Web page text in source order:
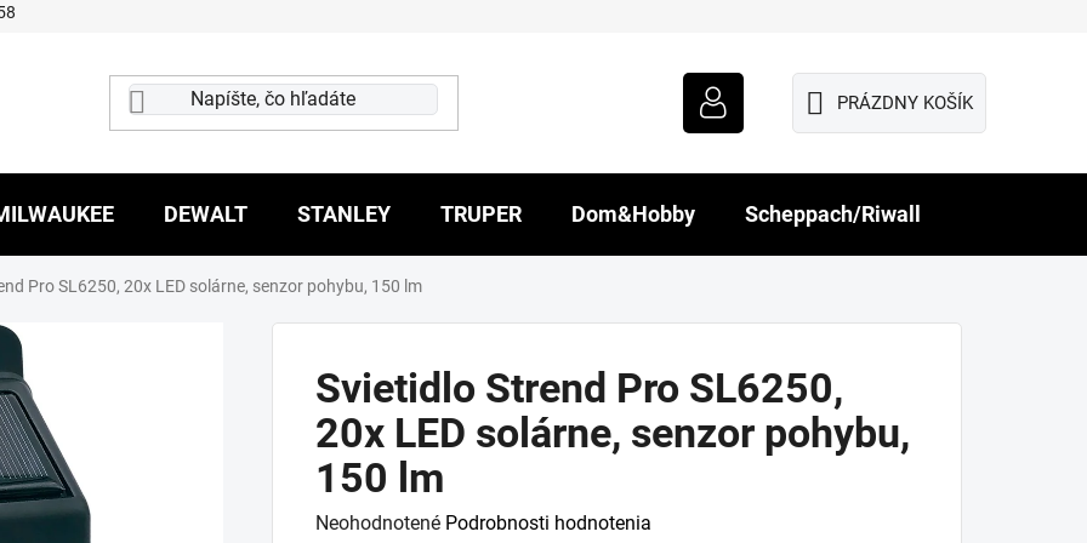
NÁKUPNÝ
PRÁZDNY KOŠÍK
DEWALT STANLEY TRUPER Dom&Hobby Scheppach/Riwall
Pro SL6250, 20x LED solárne, senzor pohybu, 150 lm
Svietidlo Strend Pro SL6250,
20x LED solárne, senzor pohybu,
150 lm
Priemerné
Neohodnotené Podrobnosti hodnotenia